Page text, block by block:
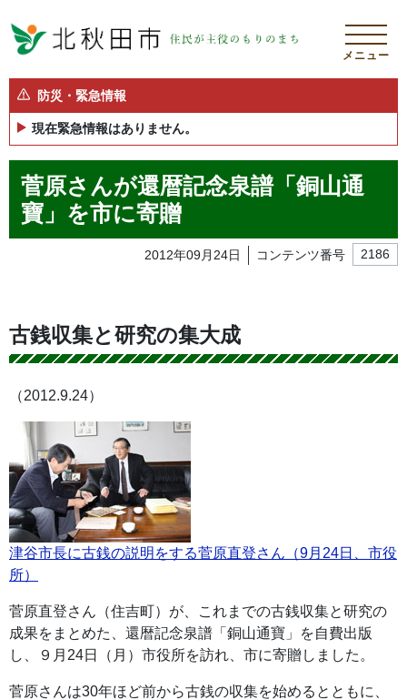
メニュー
防災・緊急情報
現在緊急情報はありません。
菅原さんが還暦記念泉譜「銅山通
寶」を市に寄贈
2012年09月24日 コンテンツ番号 2186
古銭収集と研究の集大成
（2012.9.24）
津谷市長に古銭の説明をする菅原直登さん（9月24日、市役
所）
菅原直登さん（住吉町）が、これまでの古銭収集と研究の
成果をまとめた、還暦記念泉譜「銅山通寶」を自費出版
し、９月24日（月）市役所を訪れ、市に寄贈しました。
菅原さんは30年ほど前から古銭の収集を始めるとともに、